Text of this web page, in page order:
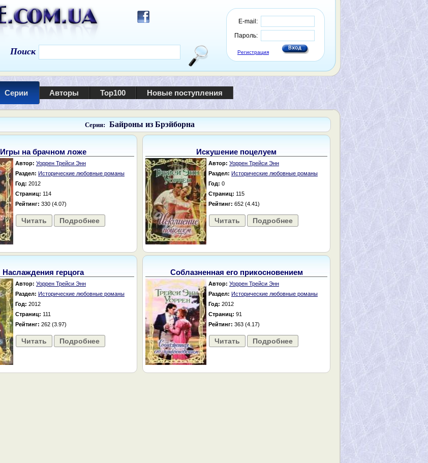
E-mail:
Пароль:
Регистрация
Поиск
Серии Авторы Top100 Новые поступления
Серия: Байроны из Брэйборна
Игры на брачном ложе
Автор: Уоррен Трейси Энн
Раздел: Исторические любовные романы
Год: 2012
Страниц: 114
Рейтинг: 330 (4.07)
Читать Подробнее
Искушение поцелуем
Автор: Уоррен Трейси Энн
Раздел: Исторические любовные романы
Год: 0
Страниц: 115
Рейтинг: 652 (4.41)
Читать Подробнее
Наслаждения герцога
Автор: Уоррен Трейси Энн
Раздел: Исторические любовные романы
Год: 2012
Страниц: 111
Рейтинг: 262 (3.97)
Читать Подробнее
Соблазненная его прикосновением
Автор: Уоррен Трейси Энн
Раздел: Исторические любовные романы
Год: 2012
Страниц: 91
Рейтинг: 363 (4.17)
Читать Подробнее